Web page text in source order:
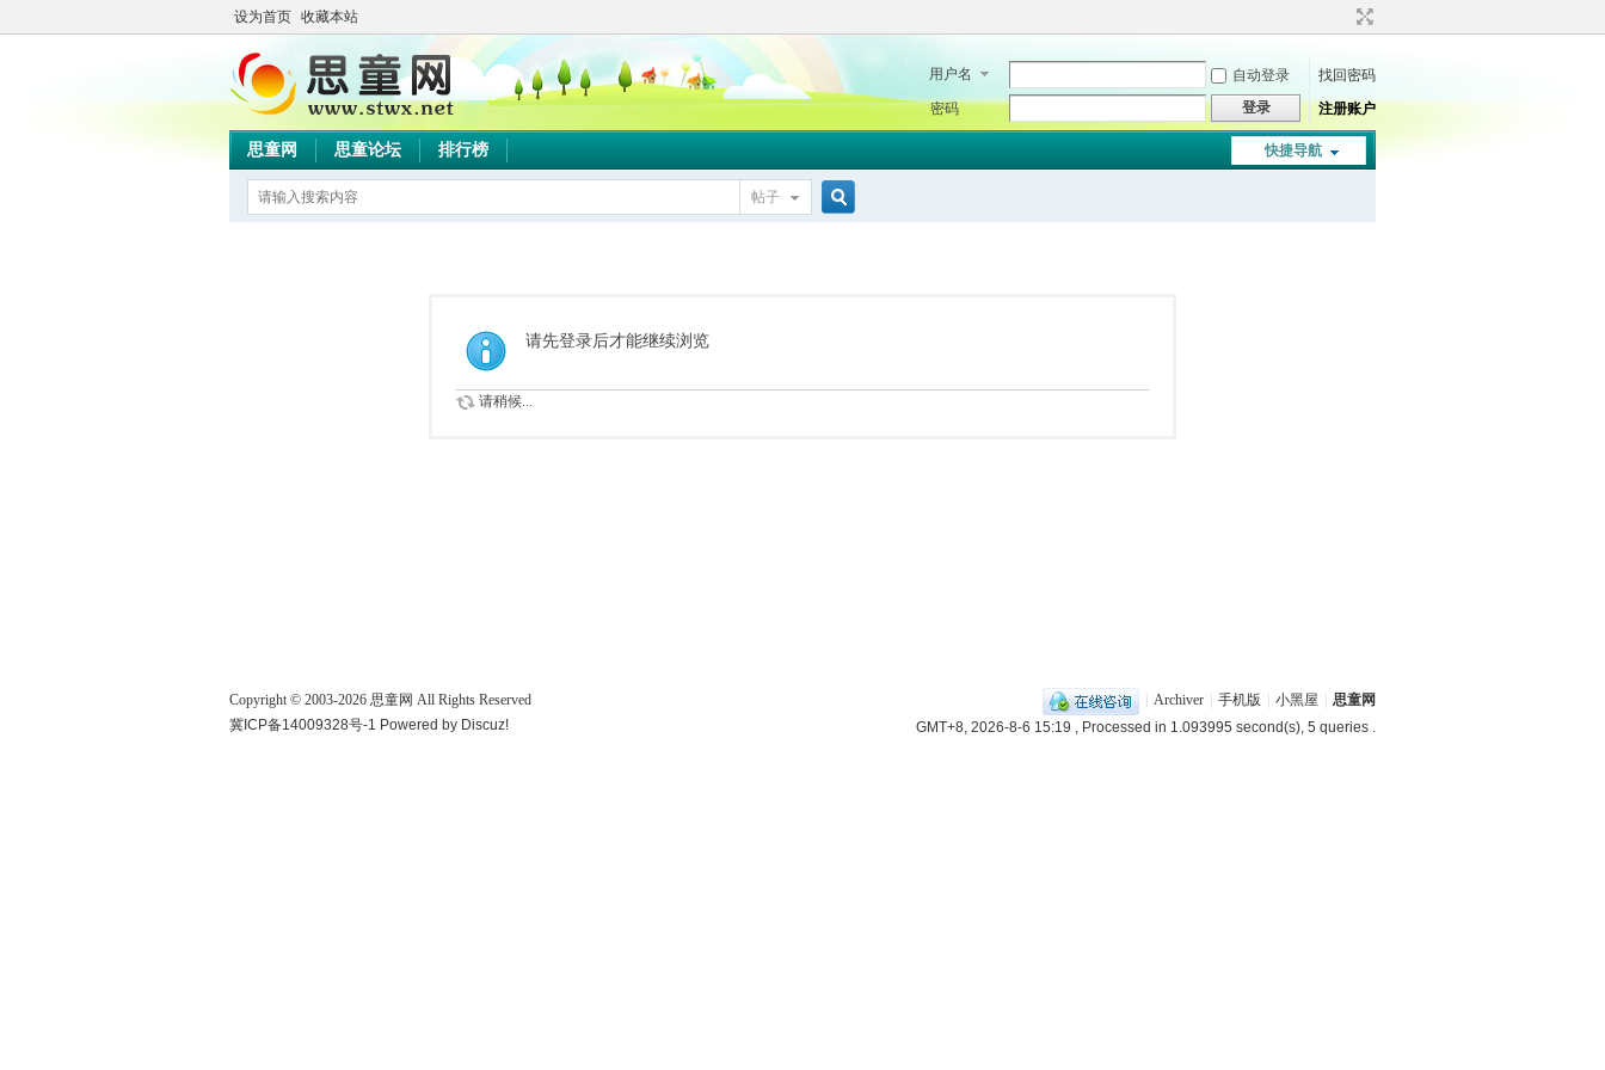
设为首页 收藏本站
用户名 自动登录
找回密码
密码
登录 注册账户
快捷导航
思童网 思童论坛 排行榜
帖子
请先登录后才能继续浏览
请稍候...
Archiver 手机版 小黑屋
思童网
GMT+8, 2026-8-6 15:19 , Processed in 1.093995 second(s), 5 queries .
Copyright © 2003-2026 思童网 All Rights Reserved
冀ICP备14009328号-1 Powered by Discuz!